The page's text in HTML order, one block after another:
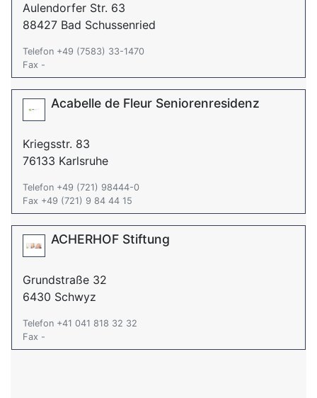
Aulendorfer Str. 63
88427 Bad Schussenried
Telefon +49 (7583) 33-1470
Fax -
Acabelle de Fleur Seniorenresidenz
Kriegsstr. 83
76133 Karlsruhe
Telefon +49 (721) 98444-0
Fax +49 (721) 9 84 44 15
ACHERHOF Stiftung
Grundstraße 32
6430 Schwyz
Telefon +41 041 818 32 32
Fax -